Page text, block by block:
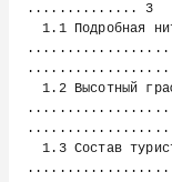
.............. 3
  1.1 Подробная нитка маршрута
  1.2 Высотный график похода
  1.3 Состав туристской группы